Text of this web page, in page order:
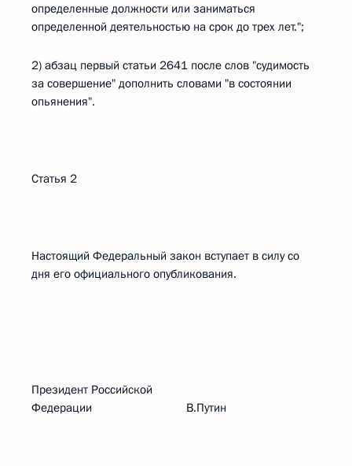
определенные должности или заниматься
определенной деятельностью на срок до трех лет.";
2) абзац первый статьи 2641 после слов "судимость
за совершение" дополнить словами "в состоянии
опьянения".
Статья 2
Настоящий Федеральный закон вступает в силу со
дня его официального опубликования.
Президент Российской
Федерации В.Путин